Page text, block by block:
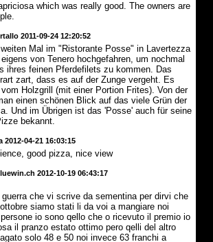
which was really good. The owners are
2011-09-24 12:20:52
Mal im "Ristorante Posse" in Lavertezza
von Tenero hochgefahren, um nochmal
ihres feinen Pferdefilets zu kommen. Das
zart, dass es auf der Zunge vergeht. Es
Holzgrill (mit einer Portion Frites). Von der
einen schönen Blick auf das viele Grün der
Und im Übrigen ist das 'Posse' auch für seine
bekannt.
2012-04-21 16:03:15
good pizza, nice view
2012-10-19 06:43:17
che vi scrive da sementina per dirvi che
siamo stati li da voi a mangiare noi
io sono qello che o ricevuto il premio io
il pranzo estato ottimo pero qelli del altro
solo 48 e 50 noi invece 63 franchi a